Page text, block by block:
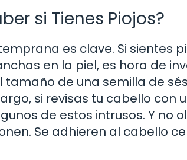
si Tienes Piojos?
es clave. Si sientes
en la piel, es hora de
tamaño de una semilla de
si revisas tu cabello con
de estos intrusos. Y no
Se adhieren al cabello